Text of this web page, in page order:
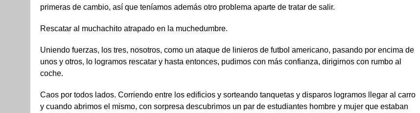
primeras de cambio, así que teníamos además otro problema aparte de tratar de salir.
Rescatar al muchachito atrapado en la muchedumbre.
Uniendo fuerzas, los tres, nosotros, como un ataque de linieros de futbol americano, pasando por encima de
unos y otros, lo logramos rescatar y hasta entonces, pudimos con más confianza, dirigirnos con rumbo al
coche.
Caos por todos lados. Corriendo entre los edificios y sorteando tanquetas y disparos logramos llegar al carro
y cuando abrimos el mismo, con sorpresa descubrimos un par de estudiantes hombre y mujer que estaban